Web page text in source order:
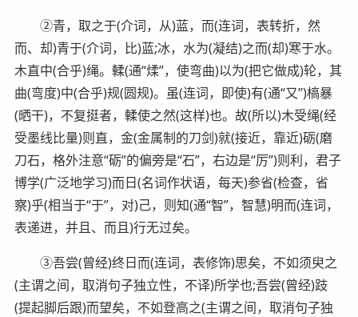
②青，取之于(介词，从)蓝，而(连词，表转折，然
而、却)青于(介词，比)蓝;冰，水为(凝结)之而(却)寒于水。
木直中(合乎)绳。輮(通“煣”，使弯曲)以为(把它做成)轮，其
曲(弯度)中(合乎)规(圆规)。虽(连词，即使)有(通“又”)槁暴
(晒干)，不复挺者，輮使之然(这样)也。故(所以)木受绳(经
受墨线比量)则直，金(金属制的刀剑)就(接近，靠近)砺(磨
刀石，格外注意“砺”的偏旁是“石”，右边是“厉”)则利，君子
博学(广泛地学习)而日(名词作状语，每天)参省(检查，省
察)乎(相当于“于”，对)己，则知(通“智”，智慧)明而(连词，
表递进，并且、而且)行无过矣。
③吾尝(曾经)终日而(连词，表修饰)思矣，不如须臾之
(主谓之间，取消句子独立性，不译)所学也;吾尝(曾经)跂
(提起脚后跟)而望矣，不如登高之(主谓之间，取消句子独